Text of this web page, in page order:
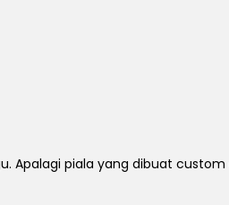
Apalagi piala yang dibuat custom